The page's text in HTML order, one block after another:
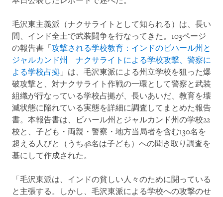
毛沢東主義派（ナクサライトとして知られる）は、長い
間、インド全土で武装闘争を行なってきた。103ページ
の報告書「 攻撃される学校教育：インドのビハール州と
ジャルカンド州 ナクサライトによる学校攻撃、警察に
よる学校占拠 」は、毛沢東派による州立学校を狙った爆
破攻撃と、対ナクサライト作戦の一環として警察と武装
組織が行なっている学校占拠が、長いあいだ、教育を壊
滅状態に陥れている実態を詳細に調査してまとめた報告
書。本報告書は、ビハール州とジャルカンド州の学校22
校と、子ども・両親・警察・地方当局者を含む130名を
超える人びと（うち48名は子ども）への聞き取り調査を
基にして作成された。
「毛沢東派は、インドの貧しい人々のために闘っている
と主張する。しかし、毛沢東派による学校への攻撃のせ